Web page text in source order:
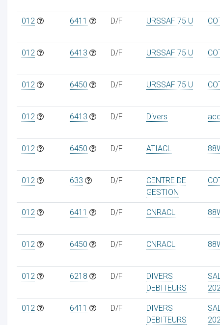
012 6411 D/F URSSAF 75 U
012 6413 D/F URSSAF 75 U
012 6450 D/F URSSAF 75 U
012 6413 D/F Divers
012 6450 D/F ATIACL
012 633 D/F
CENTRE DE
GESTION
012 6411 D/F CNRACL
012 6450 D/F CNRACL
012 6218 D/F
DIVERS
DEBITEURS
012 6411 D/F
DIVERS
DEBITEURS